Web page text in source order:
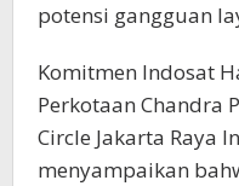
potensi gangguan
Komitmen Indosat
Perkotaan Chandra
Circle Jakarta Raya
menyampaikan